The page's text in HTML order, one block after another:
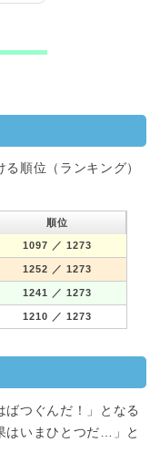
る順位（ランキング）
順位
1097 ／ 1273
1252 ／ 1273
1241 ／ 1273
1210 ／ 1273
ばつぐんだ！」となる
はいまひとつだ…」と